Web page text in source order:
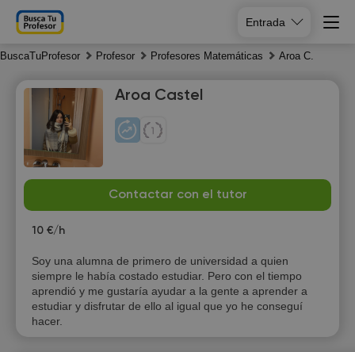
Entrada
BuscaTuProfesor Profesor Profesores Matemáticas Aroa C.
Aroa Castel
Contactar con el tutor
10 €/h
Soy una alumna de primero de universidad a quien
siempre le había costado estudiar. Pero con el tiempo
aprendió y me gustaría ayudar a la gente a aprender a
estudiar y disfrutar de ello al igual que yo he conseguí
hacer.
9
Mo
10
Tu
11
12